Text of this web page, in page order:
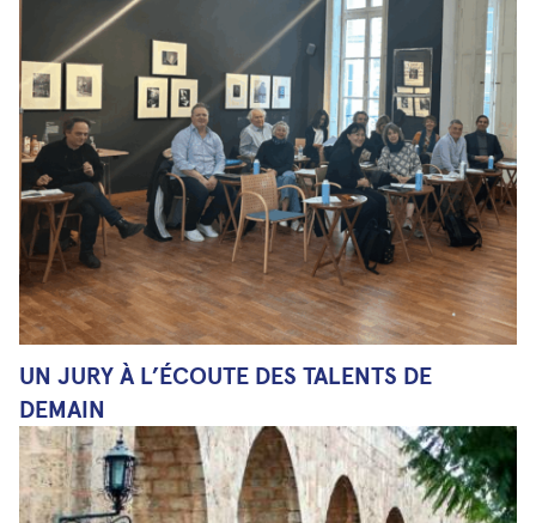
UN JURY À L’ÉCOUTE DES TALENTS DE
DEMAIN